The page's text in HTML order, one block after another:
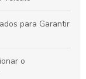
para Garantir
o